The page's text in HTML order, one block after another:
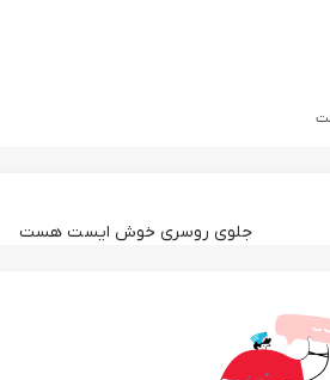
جلوى روسرى خوش ايست هست